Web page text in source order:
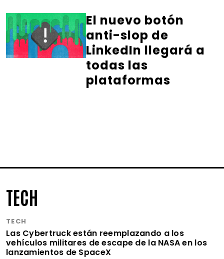
El nuevo botón
anti-slop de
LinkedIn llegará a
todas las
plataformas
TECH
TECH
Las Cybertruck están reemplazando a los
vehículos militares de escape de la NASA en los
lanzamientos de SpaceX